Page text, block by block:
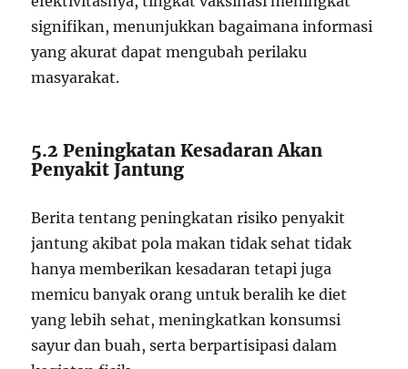
signifikan, menunjukkan bagaimana informasi
yang akurat dapat mengubah perilaku
masyarakat.
5.2 Peningkatan Kesadaran Akan
Penyakit Jantung
Berita tentang peningkatan risiko penyakit
jantung akibat pola makan tidak sehat tidak
hanya memberikan kesadaran tetapi juga
memicu banyak orang untuk beralih ke diet
yang lebih sehat, meningkatkan konsumsi
sayur dan buah, serta berpartisipasi dalam